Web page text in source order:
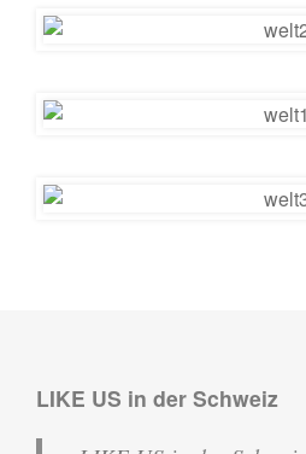
LIKE US in der Schweiz